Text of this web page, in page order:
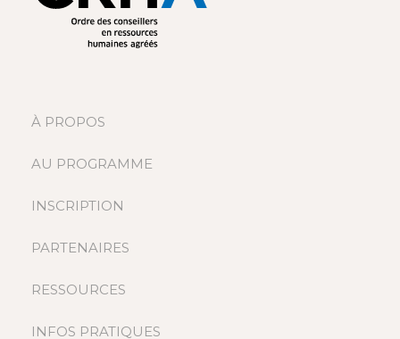
À PROPOS
AU PROGRAMME
INSCRIPTION
PARTENAIRES
RESSOURCES
INFOS PRATIQUES